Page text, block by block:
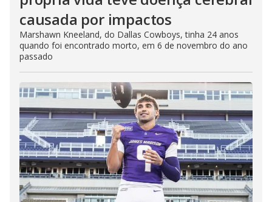
causada por impactos
Marshawn Kneeland, do Dallas Cowboys, tinha 24 anos
quando foi encontrado morto, em 6 de novembro do ano
passado